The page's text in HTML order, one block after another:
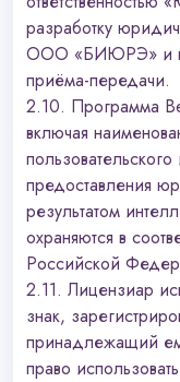
разработку
ООО «БИЮРЭ» и
приёма-передачи.
2.10. Программа
включая
предоставления
результатом
охраняются в
Российской
2.11. Лицензиар
знак,
принадлежащий
право